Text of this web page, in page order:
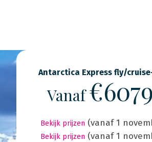
Antarctica Express fly/
Vanaf€6079
Bekijk prijzen (vanaf 1
Bekijk prijzen (vanaf 1